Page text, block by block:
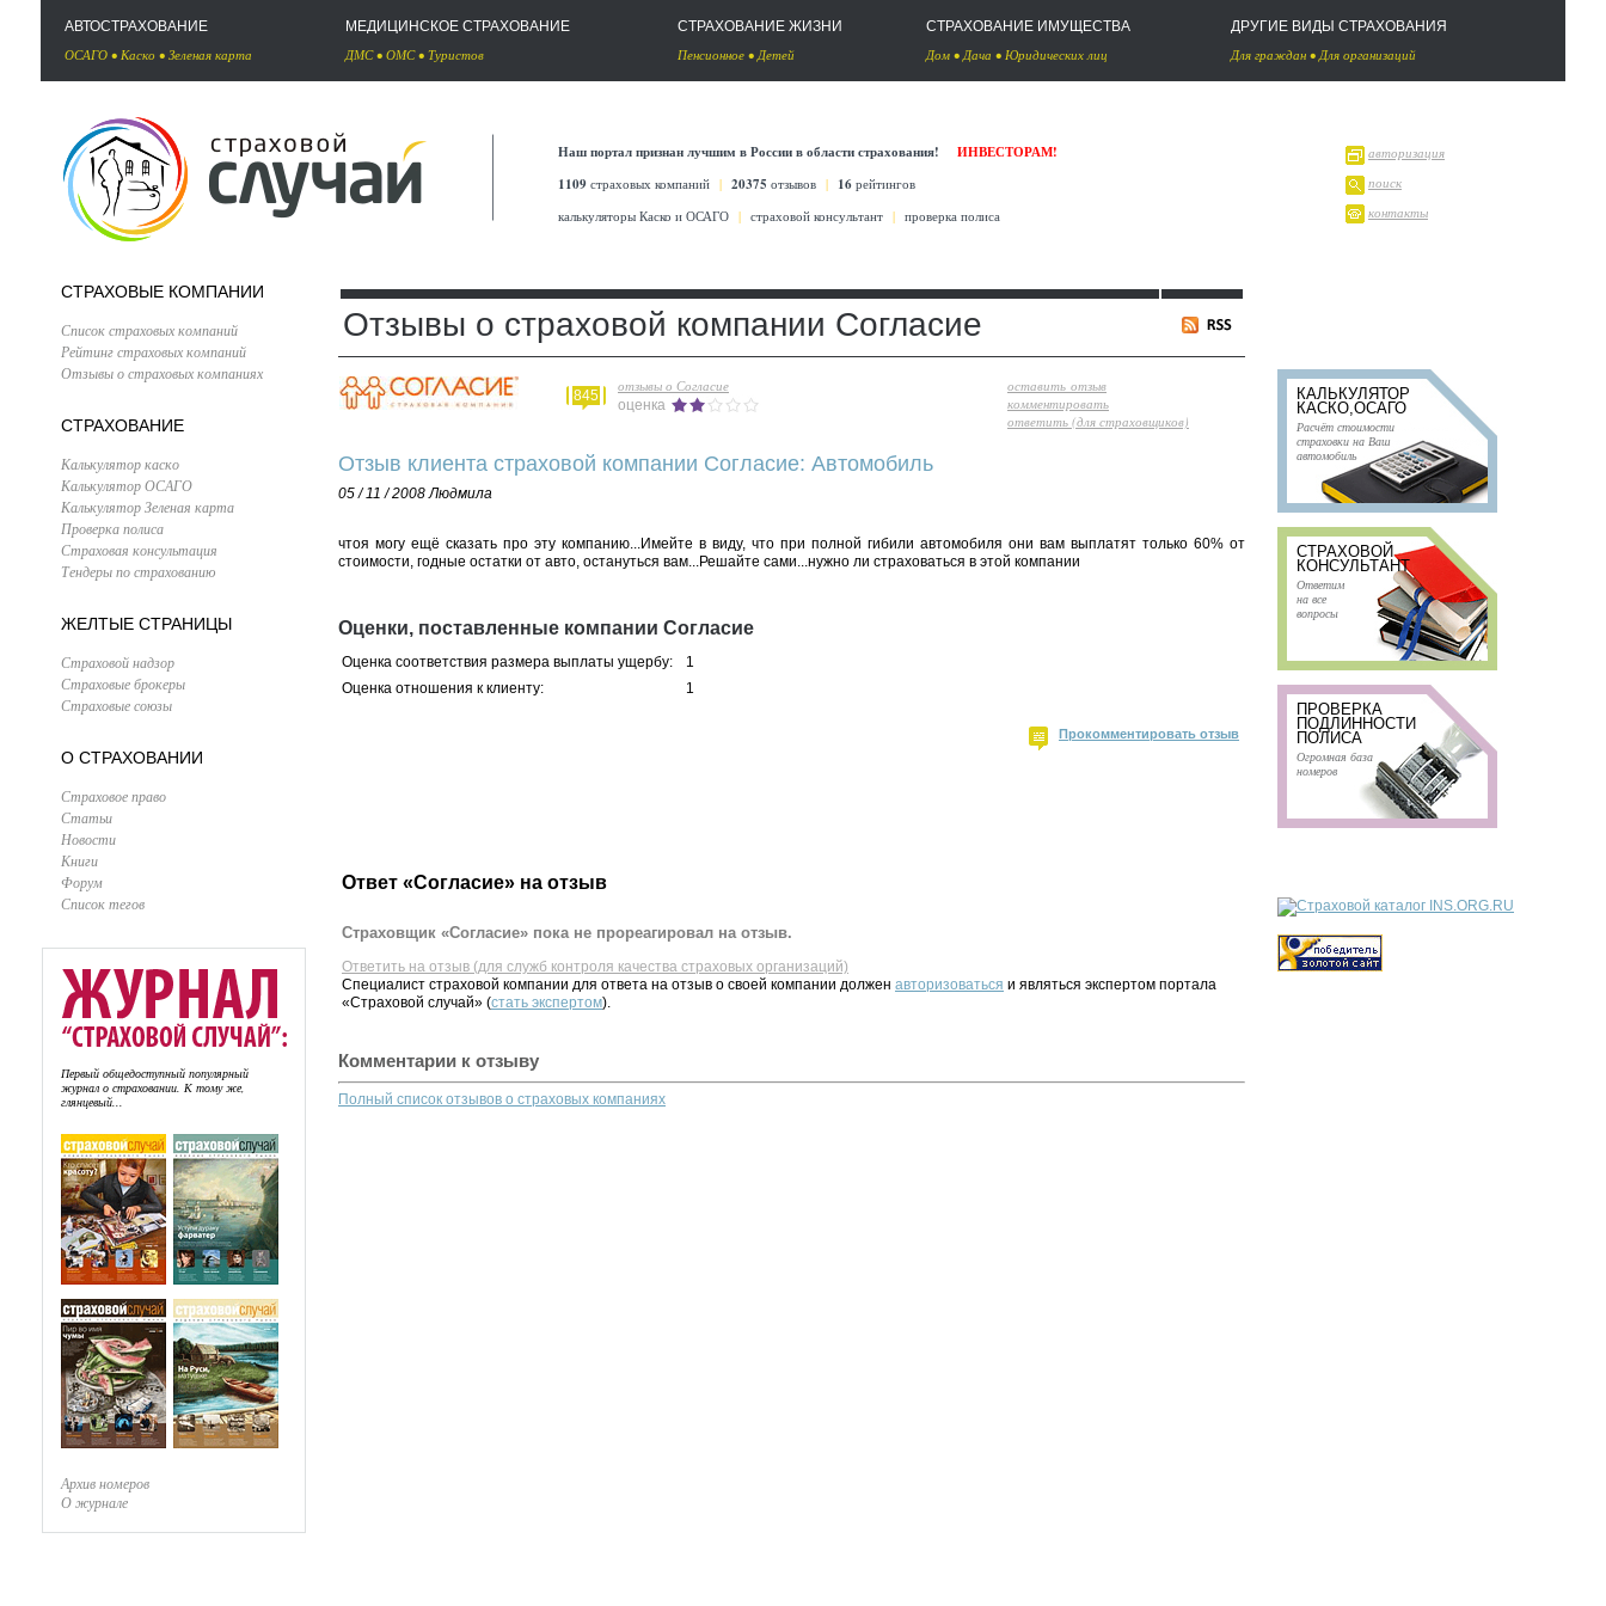
АВТОСТРАХОВАНИЕ
ОСАГО • Каско • Зеленая карта
МЕДИЦИНСКОЕ СТРАХОВАНИЕ
ДМС• ОМС• Туристов
СТРАХОВАНИЕ ЖИЗНИ
Пенсионное •Детей
СТРАХОВАНИЕ ИМУЩЕСТВА
Дом •Дача • Юридических лиц
ДРУГИЕ ВИДЫ СТРАХОВАНИЯ
Для граждан •Для организаций
Наш портал признан лучшим в России в области страхования!
ИНВЕСТОРАМ!
1109 страховых компаний | 20375 отзывов | 16 рейтингов
калькуляторы Каско и ОСАГО | страховой консультант | проверка полиса
авторизация
поиск
контакты
СТРАХОВЫЕ КОМПАНИИ
Список страховых компаний
Рейтинг страховых компаний
Отзывы о страховых компаниях
СТРАХОВАНИЕ
Калькулятор каско
Калькулятор ОСАГО
Калькулятор Зеленая карта
Проверка полиса
Страховая консультация
Тендеры по страхованию
ЖЕЛТЫЕ СТРАНИЦЫ
Страховой надзор
Страховые брокеры
Страховые союзы
О СТРАХОВАНИИ
Страховое право
Статьи
Новости
Книги
Форум
Список тегов
Первый общедоступный популярный
журнал о страховании. К тому же,
глянцевый...
Архив номеров
О журнале
Отзывы о страховой компании Согласие
845
отзывы о Согласие
оценка
оставить отзыв
комментировать
ответить (для страховщиков)
Отзыв клиента страховой компании Согласие: Автомобиль
05 / 11 / 2008Людмила
чтоя могу ещё сказать про эту компанию...Имейте в виду, что при полной гибили автомобиля они вам выплатят только 60% от
стоимости, годные остатки от авто, остануться вам...Решайте сами...нужно ли страховаться в этой компании
Оценки, поставленные компании Согласие
Оценка соответствия размера выплаты ущербу:
1
Оценка отношения к клиенту:
1
Прокомментировать отзыв
Ответ «Согласие» на отзыв
Страховщик «Согласие» пока не прореагировал на отзыв.
Ответить на отзыв (для служб контроля качества страховых организаций)
Специалист страховой компании для ответа на отзыв о своей компании должен авторизоваться и являться экспертом портала
«Страховой случай» (стать экспертом).
Комментарии к отзыву
Полный список отзывов о страховых компаниях
КАЛЬКУЛЯТОР
КАСКО,ОСАГО
Расчёт стоимости
страховки на Ваш
автомобиль
СТРАХОВОЙ
КОНСУЛЬТАНТ
Ответим
на все
вопросы
ПРОВЕРКА
ПОДЛИННОСТИ
ПОЛИСА
Огромная база
номеров